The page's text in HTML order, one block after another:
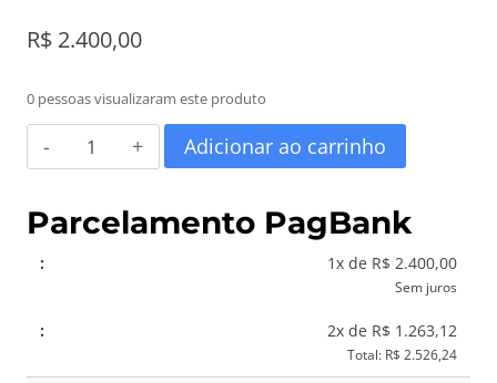
R$ 2.400,00
0 pessoas visualizaram este produto
Tratamento
de
Melasma
Adicionar ao carrinho
Parcelamento PagBank
1x de R$ 2.400,00
Sem juros
2x de R$ 1.263,12
Total: R$ 2.526,24